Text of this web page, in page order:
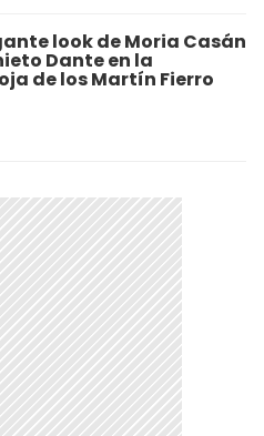
look de Moria Casán
Dante en la
de los Martín Fierro